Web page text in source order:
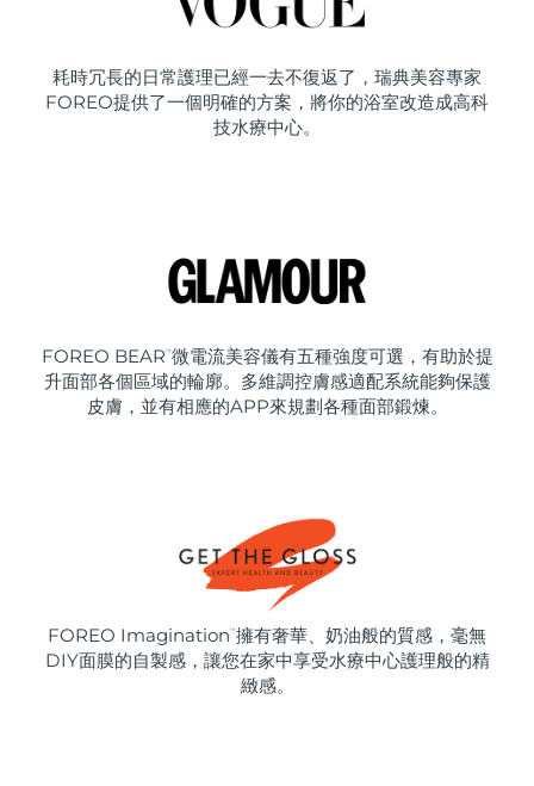
耗時冗長的日常護理已經一去不復返了，瑞典美容專家
FOREO提供了一個明確的方案，將你的浴室改造成高科
技水療中心。
FOREO BEAR ™ 微電流美容儀有五種強度可選，有助於提
升面部各個區域的輪廓。多維調控膚感適配系統能夠保護
皮膚，並有相應的APP來規劃各種面部鍛煉。
FOREO Imagination ™ 擁有奢華、奶油般的質感，毫無
DIY面膜的自製感，讓您在家中享受水療中心護理般的精
緻感。